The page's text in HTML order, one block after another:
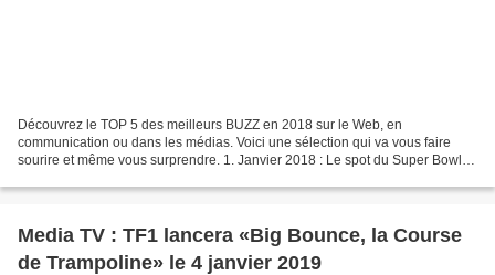
Découvrez le TOP 5 des meilleurs BUZZ en 2018 sur le Web, en
communication ou dans les médias. Voici une sélection qui va vous faire
sourire et même vous surprendre. 1. Janvier 2018 : Le spot du Super Bowl
Media TV : TF1 lancera «Big Bounce, la Course
de Trampoline» le 4 janvier 2019